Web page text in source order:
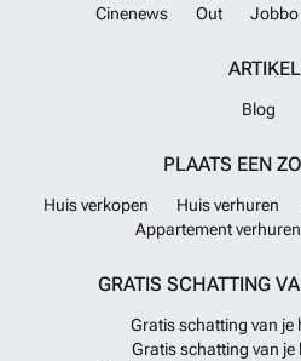
Cinenews
Out Jobbo
Blog
PLAATS EEN
Huis verkopen Huis verhuren
Appartement verhuren
GRATIS SCHATTING
Gratis schatting van je
Gratis schatting van je